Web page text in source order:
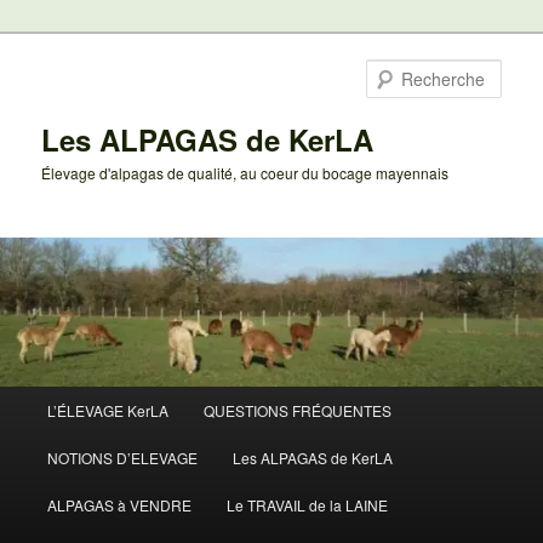
Les ALPAGAS de KerLA
Élevage d'alpagas de qualité, au coeur du bocage mayennais
principal
L’ÉLEVAGE KerLA QUESTIONS FRÉQUENTES
NOTIONS D’ELEVAGE Les ALPAGAS de KerLA
ALPAGAS à VENDRE Le TRAVAIL de la LAINE